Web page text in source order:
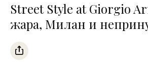
Street Style at Giorgio
жара, Милан и
элегантность